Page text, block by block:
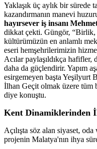
Yaklaşık üç aylık bir sürede
kazandırmanın manevi
hayırsever iş insanı
dikkat çekti. Güngör, “Birlik,
kültürümüzün en anlamlı
eseri hemşehrilerimizin
Acılar paylaşıldıkça hafifler,
daha da güçlendirir. Yapım
esirgemeyen başta Yeşilyurt
İlhan Geçit olmak üzere tüm
diye konuştu.
Kent Dinamiklerinden
Açılışta söz alan siyaset,
projenin Malatya'nın ihya